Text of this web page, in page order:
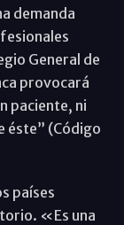
demanda
General de
provocará
paciente, ni
éste” (Código
países
«Es una